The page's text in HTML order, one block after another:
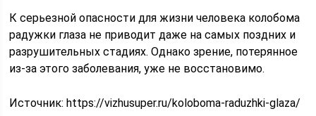
К серьезной опасности для жизни человека колобома
радужки глаза не приводит даже на самых поздних и
разрушительных стадиях. Однако зрение, потерянное
из-за этого заболевания, уже не восстановимо.
Источник:https://vizhusuper.ru/koloboma-raduzhki-glaza/